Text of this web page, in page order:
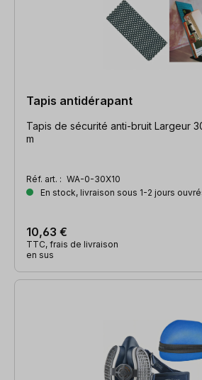
Tapis antidérapant
Tapis de sécurité anti-bruit Largeur
m
Réf. art. : WA-0-30X10
En stock, livraison sous 1-2 jours
10,63 €
TTC, frais de livraison
en sus